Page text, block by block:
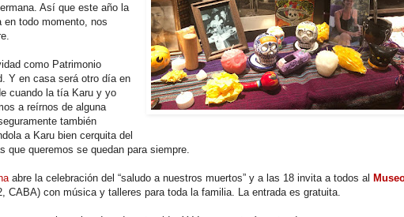
Así que este año la
en todo momento, nos
como Patrimonio
Y en casa será otro día en
cuando la tía Karu y yo
a reírnos de alguna
también
a Karu bien cerquita del
que queremos se quedan para siempre.
abre la celebración del “saludo a nuestros muertos” y a las 18 invita a todos al
CABA) con música y talleres para toda la familia. La entrada es gratuita.